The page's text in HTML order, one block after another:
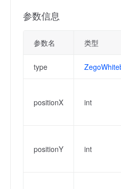
参数信息
参数名 类型
type
positionX int
positionY int